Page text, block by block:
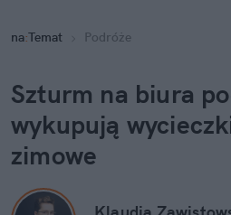
Rozrywka
na:Temat Podróże
Szturm na biura
wykupują
zimowe